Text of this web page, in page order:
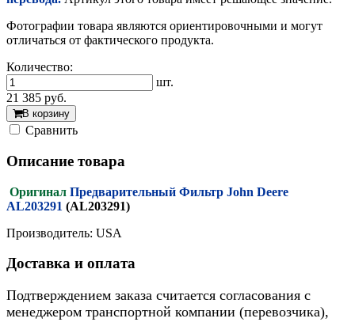
Фотографии товара являются ориентировочными и могут
отличаться от фактического продукта.
Количество:
шт.
21 385 руб.
В корзину
Cравнить
Описание товара
Оригинал Предварительный Фильтр John Deere
AL203291 (AL203291)
Производитель: USA
Доставка и оплата
Подтверждением заказа считается согласования с
менеджером транспортной компании (перевозчика),